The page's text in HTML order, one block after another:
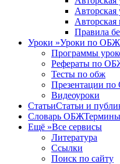
Авторская
Авторская
Правила
Уроки »Уроки по ОБЖ
Программы
Рефераты по
Тесты по обж
Презентации
Видеоуроки
СтатьиСтатьи и
Словарь ОБЖ
Ещё »Все сервисы
Литература
Ссылки
Поиск по сайту